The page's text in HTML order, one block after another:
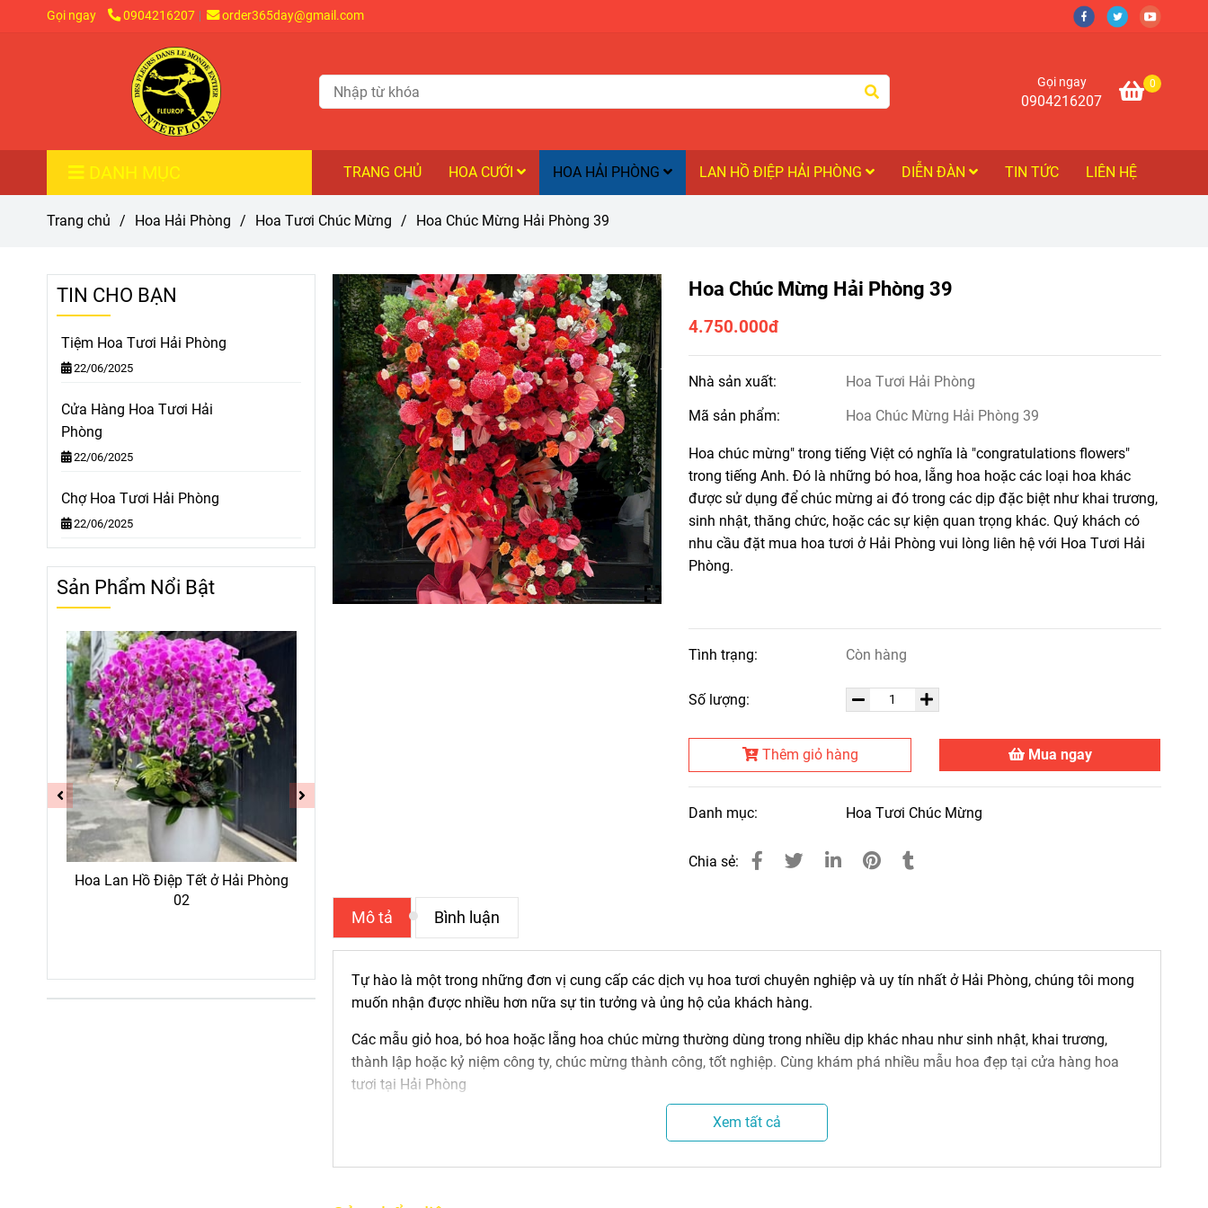
Gọi ngay 0904216207 order365day@gmail.com
Gọi ngay
0904216207
0
DANH MỤC TRANG CHỦ HOA CƯỚI HOA HẢI PHÒNG LAN HỒ ĐIỆP HẢI PHÒNG DIỄN ĐÀN TIN TỨC LIÊN HỆ
Trang chủ / Hoa Hải Phòng / Hoa Tươi Chúc Mừng / Hoa Chúc Mừng Hải Phòng 39
Hoa Chúc Mừng Hải Phòng 39
4.750.000đ
Nhà sản xuất:
Hoa Tươi Hải Phòng
Mã sản phẩm:
Hoa Chúc Mừng Hải Phòng 39
Hoa chúc mừng" trong tiếng Việt có nghĩa là "congratulations flowers"
trong tiếng Anh. Đó là những bó hoa, lẵng hoa hoặc các loại hoa khác
được sử dụng để chúc mừng ai đó trong các dịp đặc biệt như khai trương,
sinh nhật, thăng chức, hoặc các sự kiện quan trọng khác. Quý khách có
nhu cầu đặt mua hoa tươi ở Hải Phòng vui lòng liên hệ với Hoa Tươi Hải
Phòng.
Tình trạng: Còn hàng
Số lượng:
Thêm giỏ hàng Mua ngay
Danh mục: Hoa Tươi Chúc Mừng
Chia sẻ:
Mô tả Bình luận
Tự hào là một trong những đơn vị cung cấp các dịch vụ hoa tươi chuyên nghiệp và uy tín nhất ở Hải Phòng, chúng tôi mong
muốn nhận được nhiều hơn nữa sự tin tưởng và ủng hộ của khách hàng.
Các mẫu giỏ hoa, bó hoa hoặc lẵng hoa chúc mừng thường dùng trong nhiều dịp khác nhau như sinh nhật, khai trương,
thành lập hoặc kỷ niệm công ty, chúc mừng thành công, tốt nghiệp. Cùng khám phá nhiều mẫu hoa đẹp tại cửa hàng hoa
tươi tại Hải Phòng
Xem tất cả
TIN CHO BẠN
Tiệm Hoa Tươi Hải Phòng
22/06/2025
Cửa Hàng Hoa Tươi Hải
Phòng
22/06/2025
Chợ Hoa Tươi Hải Phòng
22/06/2025
Sản Phẩm Nổi Bật
Hoa Lan Hồ Điệp Tết ở Hải Phòng
02
03